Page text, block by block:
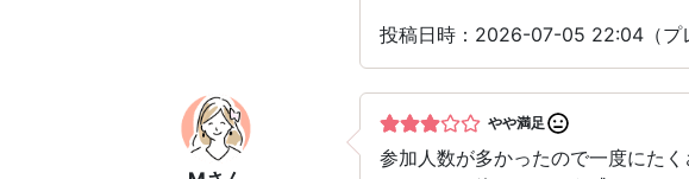
投稿日時：2026-07-05 22:04（プ
やや満足
参加人数が多かったので一度にた